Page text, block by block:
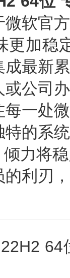
软官
更加稳
最新
公司
一处
的系
力将
利刃
64